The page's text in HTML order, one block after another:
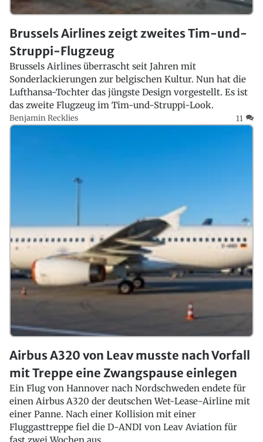
Brussels Airlines zeigt zweites Tim-und-
Struppi-Flugzeug
Brussels Airlines überrascht seit Jahren mit
Sonderlackierungen zur belgischen Kultur. Nun hat die
Lufthansa-Tochter das jüngste Design vorgestellt. Es ist
das zweite Flugzeug im Tim-und-Struppi-Look.
Benjamin Recklies 11
Airbus A320 von Leav musste nach Vorfall
mit Treppe eine Zwangspause einlegen
Ein Flug von Hannover nach Nordschweden endete für
einen Airbus A320 der deutschen Wet-Lease-Airline mit
einer Panne. Nach einer Kollision mit einer
Fluggasttreppe fiel die D-ANDI von Leav Aviation für